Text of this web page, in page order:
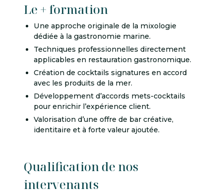
Le + formation
Une approche originale de la mixologie
dédiée à la gastronomie marine.
Techniques professionnelles directement
applicables en restauration gastronomique.
Création de cocktails signatures en accord
avec les produits de la mer.
Développement d’accords mets-cocktails
pour enrichir l’expérience client.
Valorisation d’une offre de bar créative,
identitaire et à forte valeur ajoutée.
Qualification de nos
intervenants